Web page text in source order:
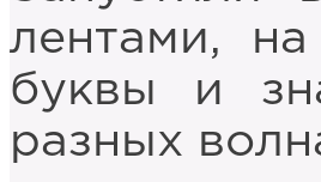
лентами,
буквы и
разных